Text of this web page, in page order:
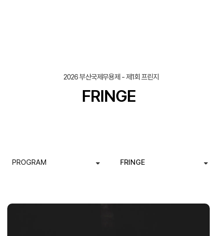
2026 부산국제무용제 - 제1회 프린지
FRINGE
PROGRAM FRINGE